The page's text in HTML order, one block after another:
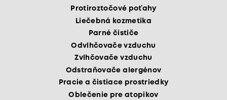
Protiroztočové poťahy
Liečebná kozmetika
Parné čističe
Odvlhčovače vzduchu
Zvlhčovače vzduchu
Odstraňovače alergénov
Pracie a čistiace prostriedky
Oblečenie pre atopikov